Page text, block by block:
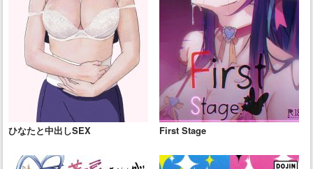
ひなたと中出しSEX First Stage